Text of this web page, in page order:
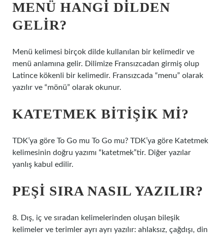
MENÜ HANGI DILDEN
GELIR?
Menü kelimesi birçok dilde kullanılan bir kelimedir ve
menü anlamına gelir. Dilimize Fransızcadan girmiş olup
Latince kökenli bir kelimedir. Fransızcada “menu” olarak
yazılır ve “mönü” olarak okunur.
KATETMEK BITIŞIK MI?
TDK’ya göre To Go mu To Go mu? TDK’ya göre Katetmek
kelimesinin doğru yazımı “katetmek”tir. Diğer yazılar
yanlış kabul edilir.
PEŞI SIRA NASIL YAZILIR?
8. Dış, iç ve sıradan kelimelerinden oluşan bileşik
kelimeler ve terimler ayrı ayrı yazılır: ahlaksız, çağdışı, din